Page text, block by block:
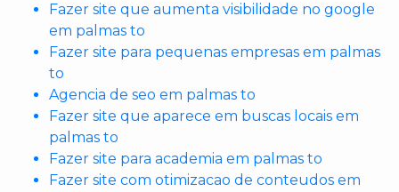
Fazer site que aumenta visibilidade no google
em palmas to
Fazer site para pequenas empresas em palmas
to
Agencia de seo em palmas to
Fazer site que aparece em buscas locais em
palmas to
Fazer site para academia em palmas to
Fazer site com otimizacao de conteudos em